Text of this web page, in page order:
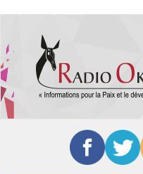
contenu
principal